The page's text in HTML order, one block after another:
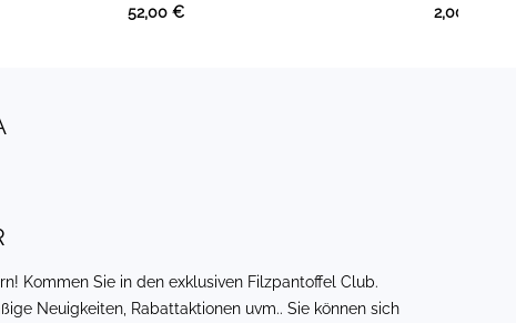
52,00 € 2,00 €
Kommen Sie in den exklusiven Filzpantoffel Club.
Neuigkeiten, Rabattaktionen uvm.. Sie können sich